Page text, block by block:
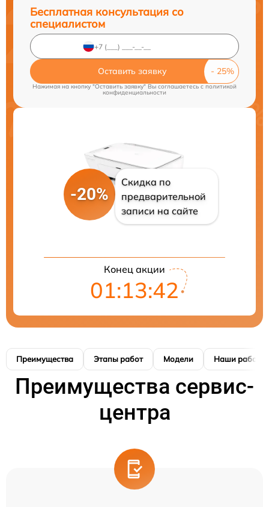
Бесплатная консультация со
специалистом
Оставить заявку
Нажимая на кнопку "Оставить заявку" Вы соглашаетесь cполитикой
конфиденциальности
-20%
Скидка по
предварительной
записи на сайте
Конец акции
01:13:41
Преимущества Этапы работ Модели Наши работы
Преимущества сервис-
центра